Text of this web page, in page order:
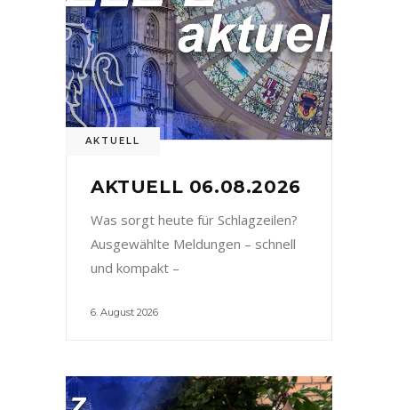
AKTUELL
AKTUELL 06.08.2026
Was sorgt heute für Schlagzeilen?
Ausgewählte Meldungen – schnell
und kompakt –
6. August 2026